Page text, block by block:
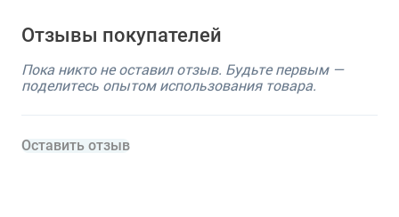
Отзывы покупателей
Пока никто не оставил отзыв. Будьте первым —
поделитесь опытом использования товара.
Оставить отзыв